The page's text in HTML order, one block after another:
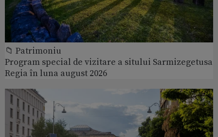
📁 Patrimoniu
Program special de vizitare a sitului Sarmizegetusa
Regia în luna august 2026